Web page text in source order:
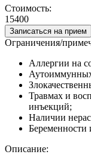
Стоимость:
15400
Записаться на прием
Ограничения/
Аллергии на
Травмах и
инъекций;
Наличии
Беременности
Описание: